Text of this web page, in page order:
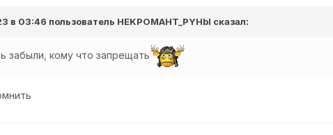
в 03:46 пользователь HEKPOMAHT_PYHbI сказал:
забыли, кому что запрещать